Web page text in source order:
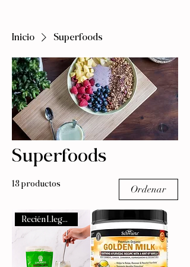
Inicio Superfoods
Superfoods
13 productos Ordenar
Recién Llegado!